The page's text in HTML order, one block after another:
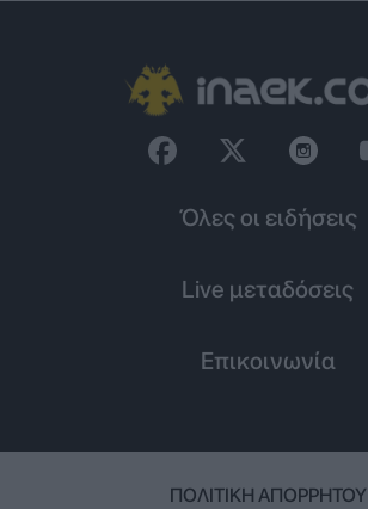
Όλες οι ειδήσεις
Live μεταδόσεις
Επικοινωνία
ΠΟΛΙΤΙΚΉ ΑΠΟΡΡΉΤΟΥ